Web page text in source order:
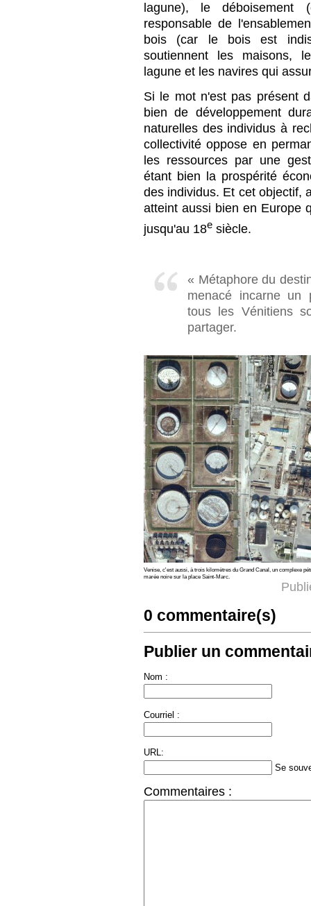
lagune), le déboisement
responsable de
bois (car le bois est
soutiennent les maisons,
lagune et les navires qui
Si le mot n'est pas présent
bien de développement
naturelles des individus à
collectivité oppose en
les ressources par une
étant bien la prospérité
des individus. Et cet objectif,
atteint aussi bien en Europe
jusqu'au 18e siècle.
« Métaphore du
menacé incarne un
tous les Vénitiens
partager.
Venise, c'est aussi, à trois kilomètres du Grand Canal, un complexe
marée noire sur la place Saint-Marc.
0 commentaire(s)
Publier un
Nom :
Courriel :
URL:
Se
Commentaires :